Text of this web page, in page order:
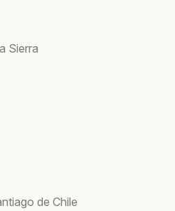
Sierra
de Chile